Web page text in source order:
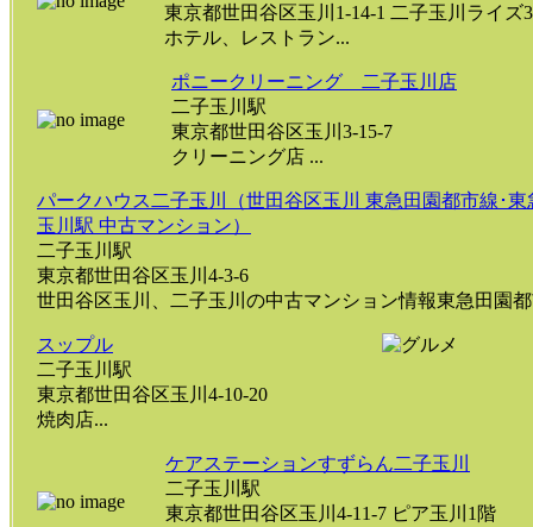
東京都世田谷区玉川1-14-1 二子玉川ライズ
ホテル、レストラン...
ポニークリーニング 二子玉川店
二子玉川駅
東京都世田谷区玉川3-15-7
クリーニング店 ...
パークハウス二子玉川（世田谷区玉川 東急田園都市線･
玉川駅 中古マンション）
二子玉川駅
東京都世田谷区玉川4-3-6
世田谷区玉川、二子玉川の中古マンション情報東急田園
スップル
二子玉川駅
東京都世田谷区玉川4-10-20
焼肉店...
ケアステーションすずらん二子玉川
二子玉川駅
東京都世田谷区玉川4-11-7 ピア玉川1階